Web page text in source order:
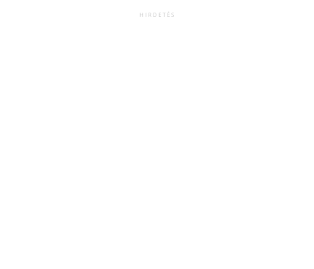
HIRDETÉS